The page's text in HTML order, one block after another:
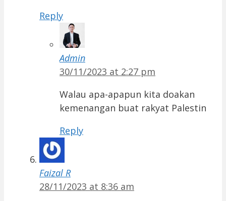
Reply
Admin
30/11/2023 at 2:27 pm
Walau apa-apapun kita doakan
kemenangan buat rakyat Palestin
Reply
Faizal R
28/11/2023 at 8:36 am